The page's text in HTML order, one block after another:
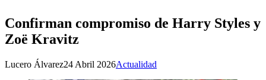
Confirman compromiso de Harry Styles y
Zoë Kravitz
Lucero Álvarez24 Abril 2026Actualidad